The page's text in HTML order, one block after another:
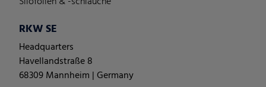
RKW SE
Headquarters
Havellandstraße 8
68309 Mannheim | Germany